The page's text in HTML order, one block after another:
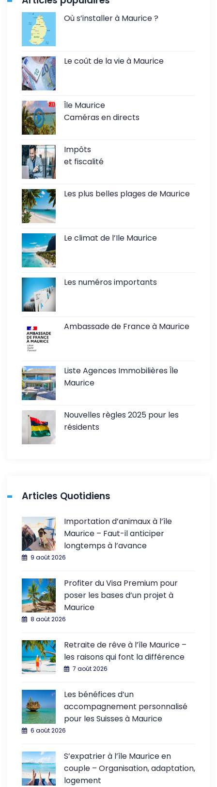
Où s’installer à Maurice ?
Le coût de la vie à Maurice
Île Maurice
Caméras en directs
Impôts
et fiscalité
Les plus belles plages de Maurice
Le climat de l’Ile Maurice
Les numéros importants
Ambassade de France à Maurice
Liste Agences Immobilières Île
Maurice
Nouvelles règles 2025 pour les
résidents
Articles Quotidiens
Importation d’animaux à l’île
Maurice – Faut-il anticiper
longtemps à l’avance
9 août 2026
Profiter du Visa Premium pour
poser les bases d’un projet à
Maurice
8 août 2026
Retraite de rêve à l’île Maurice –
les raisons qui font la différence
7 août 2026
Les bénéfices d’un
accompagnement personnalisé
pour les Suisses à Maurice
6 août 2026
S’expatrier à l’île Maurice en
couple – Organisation, adaptation,
logement